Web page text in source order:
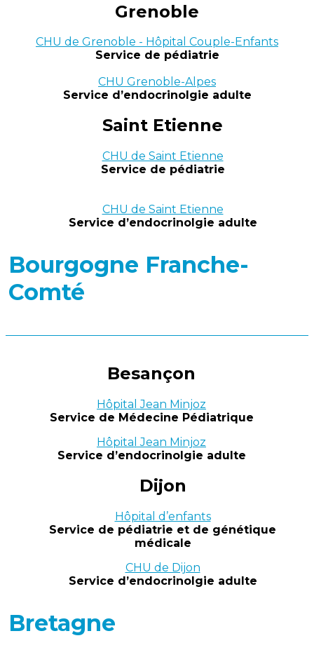
Grenoble
CHU de Grenoble - Hôpital Couple-Enfants
Service de pédiatrie
CHU Grenoble-Alpes
Service d’endocrinolgie adulte
Saint Etienne
CHU de Saint Etienne
Service de pédiatrie
CHU de Saint Etienne
Service d’endocrinolgie adulte
Bourgogne Franche-
Comté
Besançon
Hôpital Jean Minjoz
Service de Médecine Pédiatrique
Hôpital Jean Minjoz
Service d’endocrinolgie adulte
Dijon
Hôpital d’enfants
Service de pédiatrie et de génétique
médicale
CHU de Dijon
Service d’endocrinolgie adulte
Bretagne